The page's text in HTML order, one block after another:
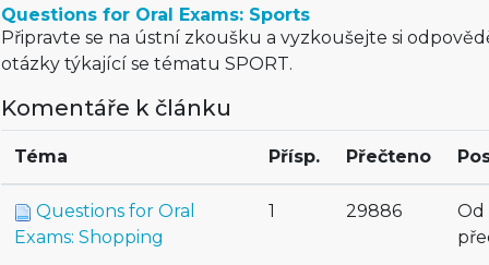
Questions for Oral Exams: Sports
Připravte se na ústní zkoušku a vyzkoušejte si
otázky týkající se tématu SPORT.
Komentáře k článku
Téma Přísp. Přečteno
Questions for Oral
Exams: Shopping
1 29886 Od